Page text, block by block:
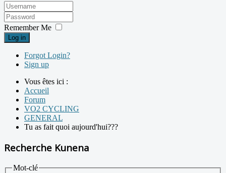
Remember Me
Log in
Forgot Login?
Sign up
Vous êtes ici :
Accueil
Forum
VO2 CYCLING
GENERAL
Tu as fait quoi aujourd'hui???
Recherche Kunena
Mot-clé